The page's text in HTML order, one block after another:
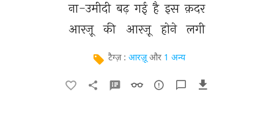
ना-उमीदी बढ़ गई है इस क़दर
आरज़ू
की आरज़ू होने लगी
टैग्ज़ : आरज़ू और 1 अन्य